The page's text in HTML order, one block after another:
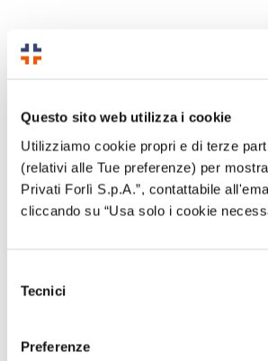
Questo sito web utilizza i cookie
Utilizziamo cookie propri e di terze
(relativi alle Tue preferenze) per
Privati Forlì S.p.A.”, contattabile
cliccando su “Usa solo i cookie
delTecnici
Preferenze